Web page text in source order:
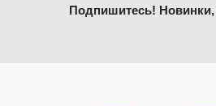
Подпишитесь!